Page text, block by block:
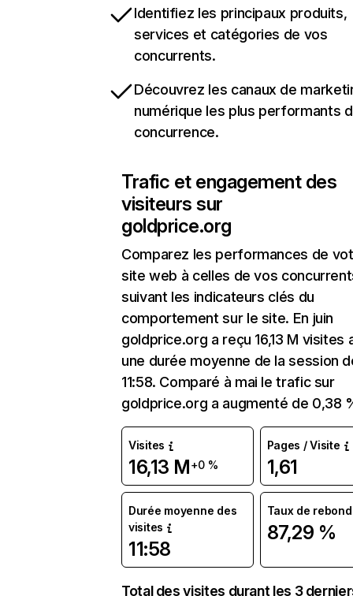
Identifiez les principaux produits,
services et catégories de vos
concurrents.
Découvrez les canaux de
numérique les plus performants
concurrence.
Trafic et engagement des
visiteurs sur
goldprice.org
Comparez les performances de
site web à celles de vos
suivant les indicateurs clés du
comportement sur le site. En juin
goldprice.org a reçu 16,13 M visites
une durée moyenne de la session
11:58. Comparé à mai le trafic sur
goldprice.org a augmenté de 0,38
Visites
16,13 M+0 %
Pages / Visite
1,61
Durée moyenne des
visites
11:58
Taux de rebond
87,29 %
Total des visites durant les 3